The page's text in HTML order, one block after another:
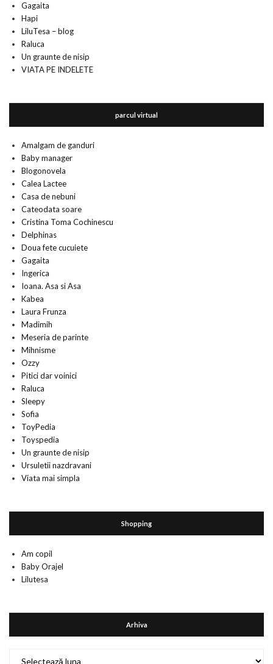
Gagaita
Hapi
LiluTesa – blog
Raluca
Un graunte de nisip
VIATA PE INDELETE
parcul virtual
Amalgam de ganduri
Baby manager
Blogonovela
Calea Lactee
Casa de nebuni
Cateodata soare
Cristina Toma Cochinescu
Delphinas
Doua fete cucuiete
Gagaita
Ingerica
Ioana. Asa si Asa
Kabea
Laura Frunza
Madimih
Meseria de parinte
Mihnisme
Ozzy
Pitici dar voinici
Raluca
Sleepy
Sofia
ToyPedia
Toyspedia
Un graunte de nisip
Ursuletii nazdravani
Viata mai simpla
Shopping
Am copil
Baby Orajel
Lilutesa
Arhiva